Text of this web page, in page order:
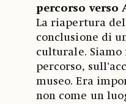
percorso verso
La riapertura
conclusione di
culturale.
percorso,
museo. Era
non come un